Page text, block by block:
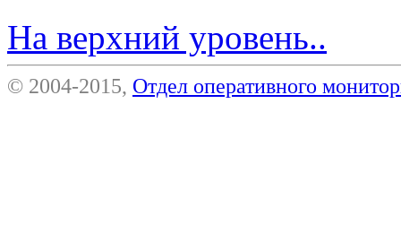
На верхний уровень..
© 2004-2015, Отдел оперативного